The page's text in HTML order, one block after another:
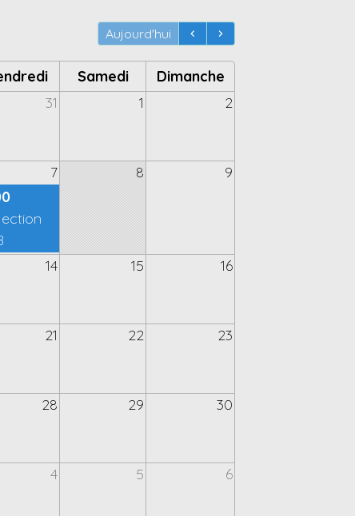
Aujourd'hui
Samedi
Dimanche
31 1 2
7 8 9
14 15 16
21 22 23
28 29 30
4 5 6